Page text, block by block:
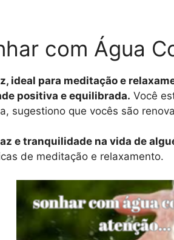
com Água
ideal para meditação e
positiva e equilibrada. Você
sugestiono que vocês são
e tranquilidade na vida de
de meditação e relaxamento.